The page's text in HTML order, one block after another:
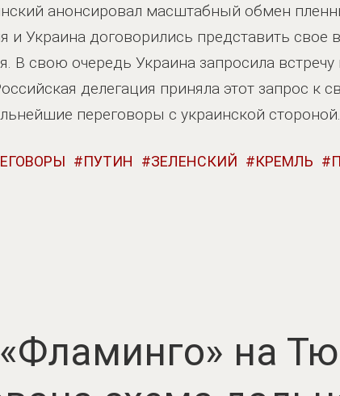
анонсировал масштабный обмен
и Украина договорились представить свое
В свою очередь Украина запросила
делегация приняла этот запрос к
переговоры с украинской стороной.
ПУТИН ЗЕЛЕНСКИЙ КРЕМЛЬ
на